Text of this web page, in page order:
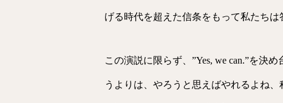
げる時代を超えた信条をもって私たちは
この演説に限らず、”Yes, we can.”を決
うよりは、やろうと思えばやれるよね